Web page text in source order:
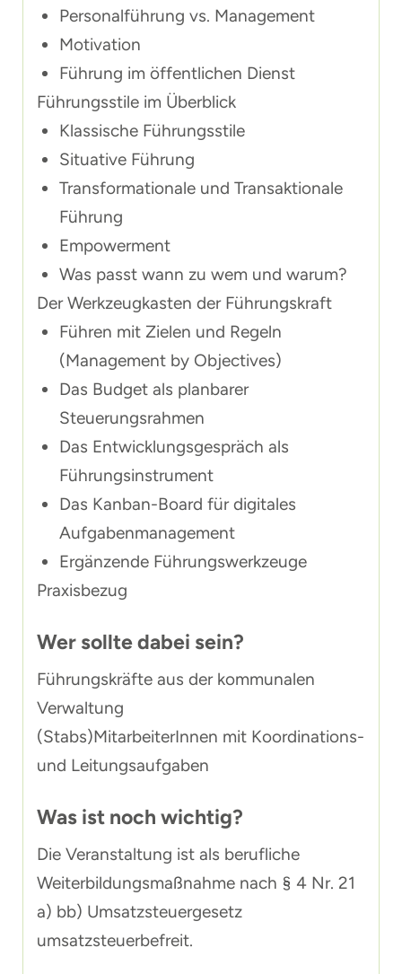
Personalführung vs. Management
Motivation
Führung im öffentlichen Dienst
Führungsstile im Überblick
Klassische Führungsstile
Situative Führung
Transformationale und Transaktionale
Führung
Empowerment
Was passt wann zu wem und warum?
Der Werkzeugkasten der Führungskraft
Führen mit Zielen und Regeln
(Management by Objectives)
Das Budget als planbarer
Steuerungsrahmen
Das Entwicklungsgespräch als
Führungsinstrument
Das Kanban-Board für digitales
Aufgabenmanagement
Ergänzende Führungswerkzeuge
Praxisbezug
Wer sollte dabei sein?
Führungskräfte aus der kommunalen
Verwaltung
(Stabs)MitarbeiterInnen mit Koordinations-
und Leitungsaufgaben
Was ist noch wichtig?
Die Veranstaltung ist als berufliche
Weiterbildungsmaßnahme nach § 4 Nr. 21
a) bb) Umsatzsteuergesetz
umsatzsteuerbefreit.